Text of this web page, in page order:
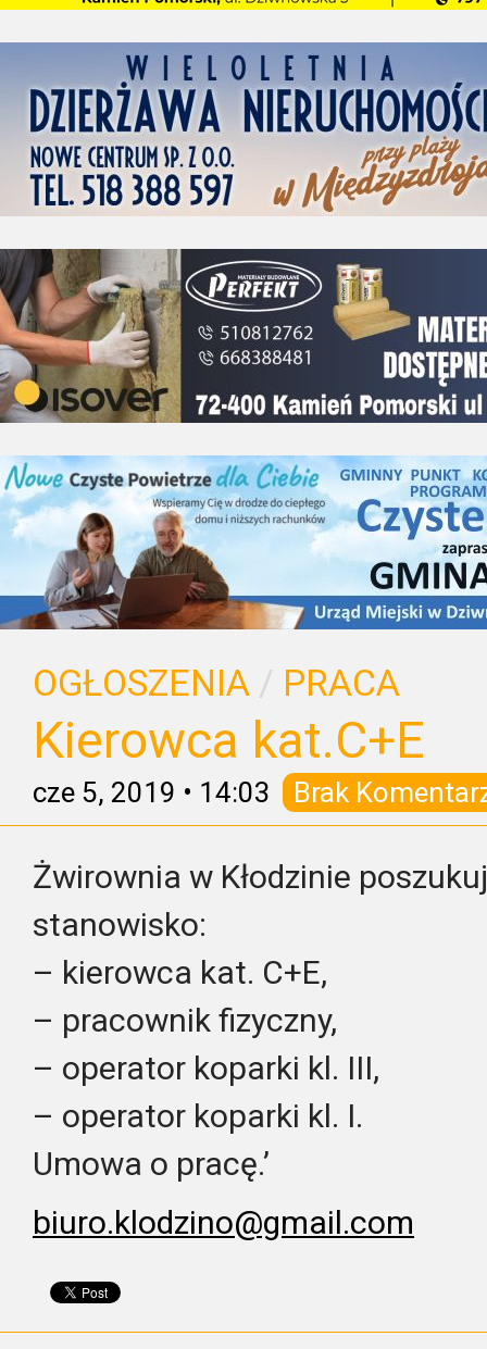
OGŁOSZENIA / PRACA
Kierowca kat.C+E
cze 5, 2019 • 14:03 Brak
Żwirownia w Kłodzinie
stanowisko:
– kierowca kat. C+E,
– pracownik fizyczny,
– operator koparki kl. III,
– operator koparki kl. I.
Umowa o pracę.’
biuro.klodzino@gmail.com